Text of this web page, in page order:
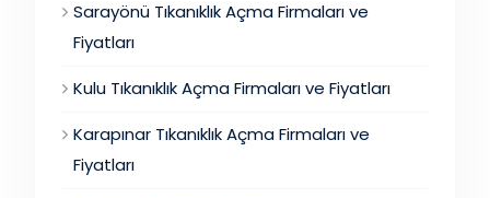
Sarayönü Tıkanıklık Açma Firmaları ve
Fiyatları
Kulu Tıkanıklık Açma Firmaları ve Fiyatları
Karapınar Tıkanıklık Açma Firmaları ve
Fiyatları